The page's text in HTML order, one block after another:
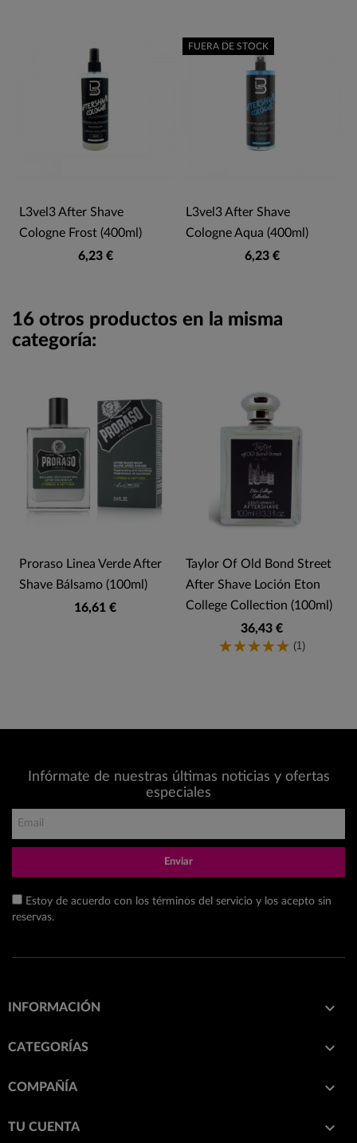
L3vel3 After Shave
Cologne Frost (400ml)
6,23 €
L3vel3 After Shave
Cologne Aqua (400ml)
6,23 €
FUERA DE STOCK
16 otros productos en la misma
categoría:
Proraso Linea Verde After
Shave Bálsamo (100ml)
16,61 €
Taylor Of Old Bond Street
After Shave Loción Eton
College Collection (100ml)
36,43 €
(1)
Infórmate de nuestras últimas noticias y ofertas
especiales
Enviar
Estoy de acuerdo con los términos del servicio y los acepto sin
reservas.
INFORMACIÓN 
CATEGORÍAS 
COMPAÑÍA 
TU CUENTA 